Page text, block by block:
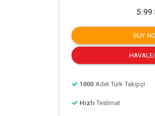
5.99
BUY
1000 Adet Türk Takipçi
Hızlı Teslimat